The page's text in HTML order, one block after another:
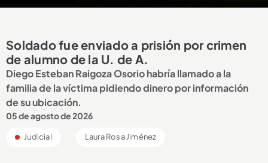
Soldado fue enviado a prisión por crimen
de alumno de la U. de A.
Diego Esteban Raigoza Osorio habría llamado a la
familia de la víctima pidiendo dinero por información
de su ubicación.
05 de agosto de 2026
Judicial Laura Rosa Jiménez